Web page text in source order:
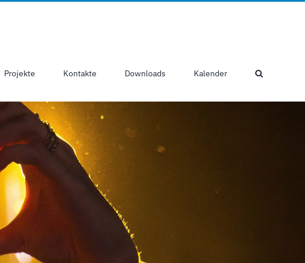
Projekte Kontakte Downloads Kalender